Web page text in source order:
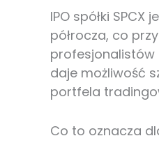
IPO spółki
półrocza, co
profesjonalistów
daje możliwość
portfela
Co to oznacza